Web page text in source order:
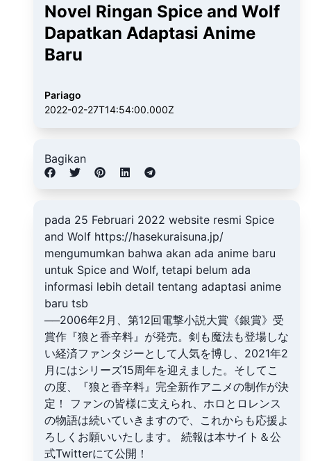
Novel Ringan Spice and Wolf
Dapatkan Adaptasi Anime
Baru
Pariago
2022-02-27T14:54:00.000Z
Bagikan
pada 25 Februari 2022 website resmi Spice
and Wolf https://hasekuraisuna.jp/
mengumumkan bahwa akan ada anime baru
untuk Spice and Wolf, tetapi belum ada
informasi lebih detail tentang adaptasi anime
baru tsb
──2006年2月、第12回電撃小説大賞《銀賞》受
賞作『狼と香辛料』が発売。剣も魔法も登場しな
い経済ファンタジーとして人気を博し、2021年2
月にはシリーズ15周年を迎えました。そしてこ
の度、『狼と香辛料』完全新作アニメの制作が決
定！ ファンの皆様に支えられ、ホロとロレンス
の物語は続いていきますので、これからも応援よ
ろしくお願いいたします。 続報は本サイト＆公
式Twitterにて公開！